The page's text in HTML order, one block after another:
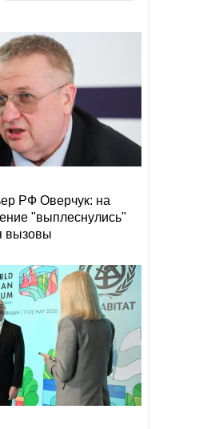
открытия Ормузского
у США осталось менее
тыс. ракет для Patriot из-
против Ирана
обороны
отказал Украине
РФ Оверчук: на
"выплеснулись"
вызовы